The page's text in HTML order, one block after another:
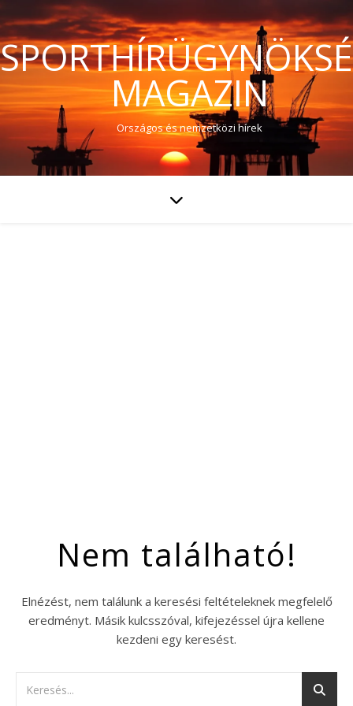
MAGAZIN
Országos és nemzetközi hírek
Nem található!
Elnézést, nem találunk a keresési feltételeknek megfelelő
eredményt. Másik kulcsszóval, kifejezéssel újra kellene
kezdeni egy keresést.